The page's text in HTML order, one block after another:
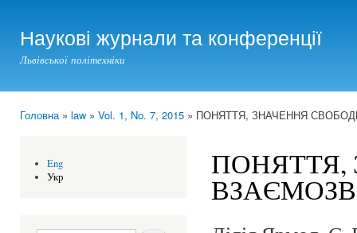
Наукові журнали та конференції
Львівської політехніки
Головна» law » Vol. 1, No. 7, 2015 » ПОНЯТТЯ, ЗНАЧЕННЯ
Eng
Укр
ПОНЯТТЯ,